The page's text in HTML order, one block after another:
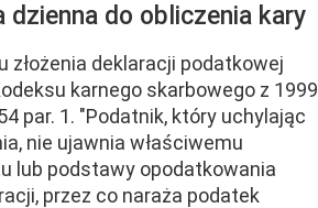
dzienna do obliczenia kary
złożenia deklaracji podatkowej
karnego skarbowego z 1999
par. 1. "Podatnik, który uchylając
nie ujawnia właściwemu
lub podstawy opodatkowania
przez co naraża podatek